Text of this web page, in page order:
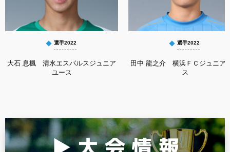
選手2022
大石 息楓 清水エスパルスジュニア
ユース
選手2022
田中 龍之介 横浜ＦＣジュニア
ス